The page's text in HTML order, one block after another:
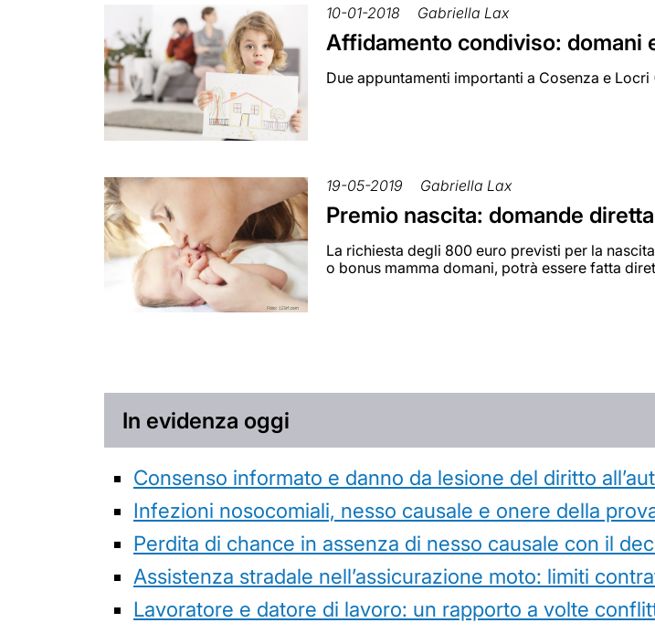
10-01-2018 Gabriella Lax
Affidamento condiviso: domani
Due appuntamenti importanti a Cosenza e
19-05-2019 Gabriella Lax
Premio nascita: domande
La richiesta degli 800 euro previsti per la
o bonus mamma domani, potrà essere fatta
In evidenza oggi
Consenso informato e danno da lesione del diritto
Infezioni nosocomiali, nesso causale e onere della
Perdita di chance in assenza di nesso causale con il
Assistenza stradale nell’assicurazione moto: limiti
Lavoratore e datore di lavoro: un rapporto a volte